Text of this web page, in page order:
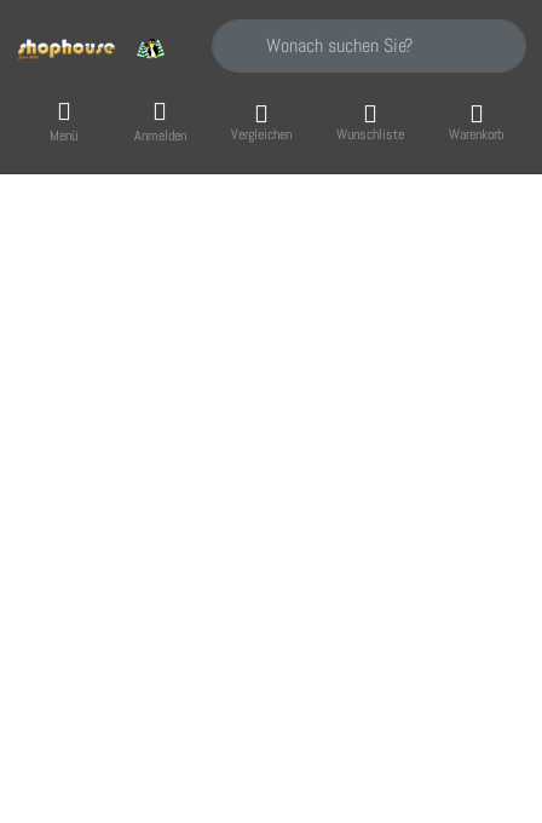
Geben Sie einen Suchbegriff ein. Während
Menü Anmelden Vergleichen Wunschliste Warenkorb